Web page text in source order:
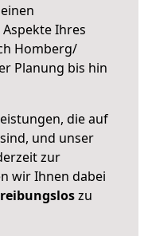
Ihres
Homberg/
Planung bis hin
die auf
und unser
zur
wir Ihnen dabei
zu